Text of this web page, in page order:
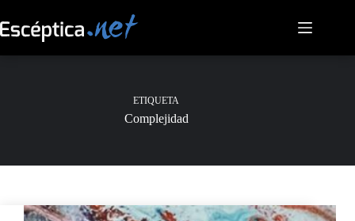
al
contenido
ETIQUETA
Complejidad